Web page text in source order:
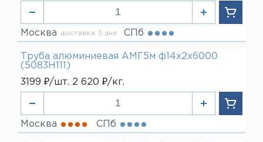
Москва доставка 3 дня СПб
Труба алюминиевая АМГ5м ф14х2х6000
(5083H111)
3199 ₽/шт. 2 620 ₽/кг.
Москва СПб